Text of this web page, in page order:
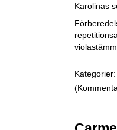
Karolinas
Kategorier: